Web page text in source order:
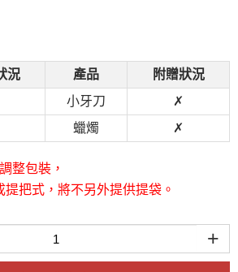
況 產品
附贈狀況
小牙刀
✗
蠟燭 ✗
整包裝，
提把式，將不另外提供提袋。
+